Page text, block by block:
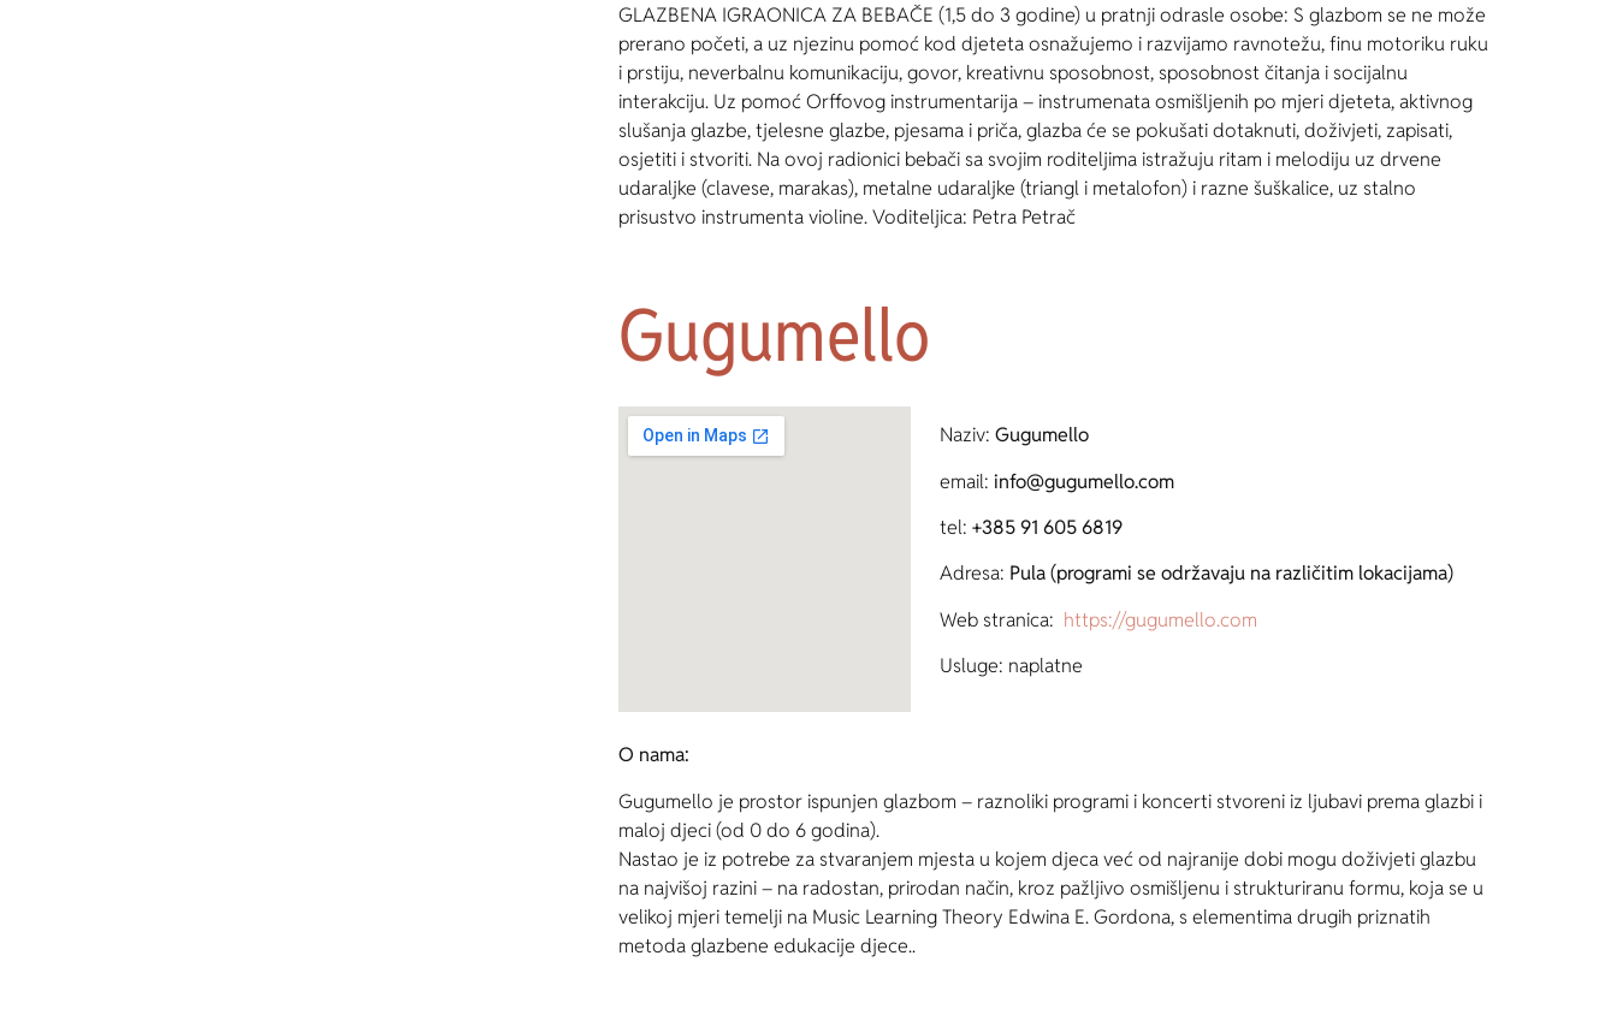
GLAZBENA IGRAONICA ZA BEBAČE (1,5 do 3 godine) u pratnji odrasle osobe: S glazbom se ne može
prerano početi, a uz njezinu pomoć kod djeteta osnažujemo i razvijamo ravnotežu, finu motoriku ruku
i prstiju, neverbalnu komunikaciju, govor, kreativnu sposobnost, sposobnost čitanja i socijalnu
interakciju. Uz pomoć Orffovog instrumentarija – instrumenata osmišljenih po mjeri djeteta, aktivnog
slušanja glazbe, tjelesne glazbe, pjesama i priča, glazba će se pokušati dotaknuti, doživjeti, zapisati,
osjetiti i stvoriti. Na ovoj radionici bebači sa svojim roditeljima istražuju ritam i melodiju uz drvene
udaraljke (clavese, marakas), metalne udaraljke (triangl i metalofon) i razne šuškalice, uz stalno
prisustvo instrumenta violine. Voditeljica: Petra Petrač
Gugumello
Naziv: Gugumello
email: info@gugumello.com
tel: +385 91 605 6819
Adresa: Pula (programi se održavaju na različitim lokacijama)
Web stranica: https://gugumello.com
Usluge: naplatne
O nama:
Gugumello je prostor ispunjen glazbom – raznoliki programi i koncerti stvoreni iz ljubavi prema glazbi i
maloj djeci (od 0 do 6 godina).
Nastao je iz potrebe za stvaranjem mjesta u kojem djeca već od najranije dobi mogu doživjeti glazbu
na najvišoj razini – na radostan, prirodan način, kroz pažljivo osmišljenu i strukturiranu formu, koja se u
velikoj mjeri temelji na Music Learning Theory Edwina E. Gordona, s elementima drugih priznatih
metoda glazbene edukacije djece..